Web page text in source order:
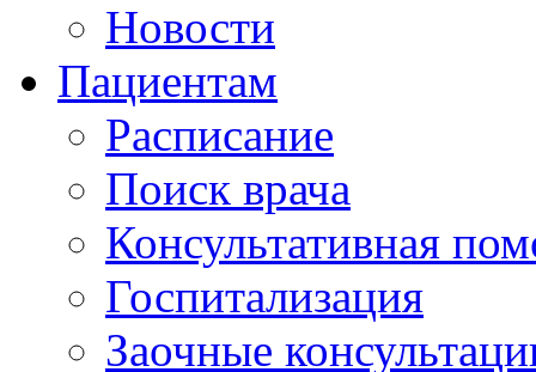
Новости
Пациентам
Расписание
Поиск врача
Консультативная
Госпитализация
Заочные